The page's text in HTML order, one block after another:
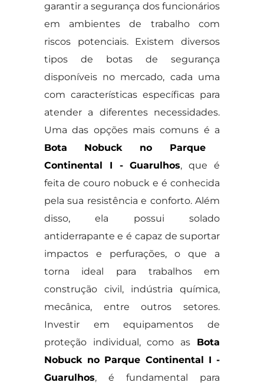
garantir a segurança dos funcionários
em ambientes de trabalho com
riscos potenciais. Existem diversos
tipos de botas de segurança
disponíveis no mercado, cada uma
com características específicas para
atender a diferentes necessidades.
Uma das opções mais comuns é a
Bota Nobuck no Parque
Continental I - Guarulhos, que é
feita de couro nobuck e é conhecida
pela sua resistência e conforto. Além
disso, ela possui solado
antiderrapante e é capaz de suportar
impactos e perfurações, o que a
torna ideal para trabalhos em
construção civil, indústria química,
mecânica, entre outros setores.
Investir em equipamentos de
proteção individual, como as Bota
Nobuck no Parque Continental I -
Guarulhos, é fundamental para